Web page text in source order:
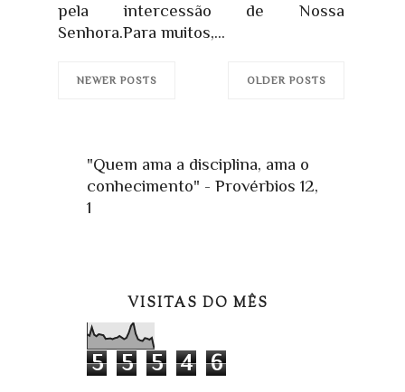
pela intercessão de Nossa
Senhora.Para muitos,...
NEWER POSTS OLDER POSTS
"Quem ama a disciplina, ama o
conhecimento" - Provérbios 12,
1
VISITAS DO MÊS
5 5 5 4 6